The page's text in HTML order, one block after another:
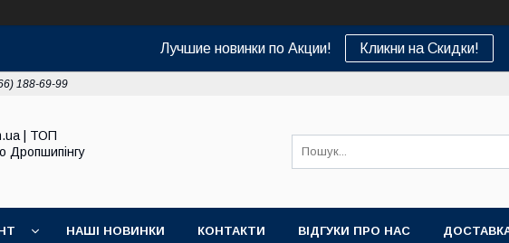
Лучшие новинки по Акции! Кликни на Скидки!
188-69-99
| ТОП
Дропшипінгу
НАШІ НОВИНКИ КОНТАКТИ ВІДГУКИ ПРО НАС